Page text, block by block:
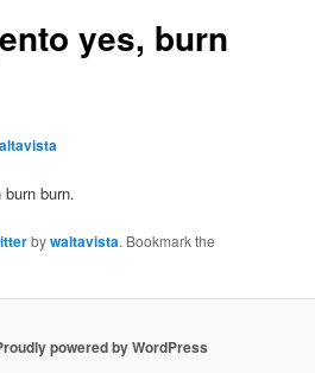
yes, burn
burn.
bywaltavista. Bookmark the
powered by WordPress